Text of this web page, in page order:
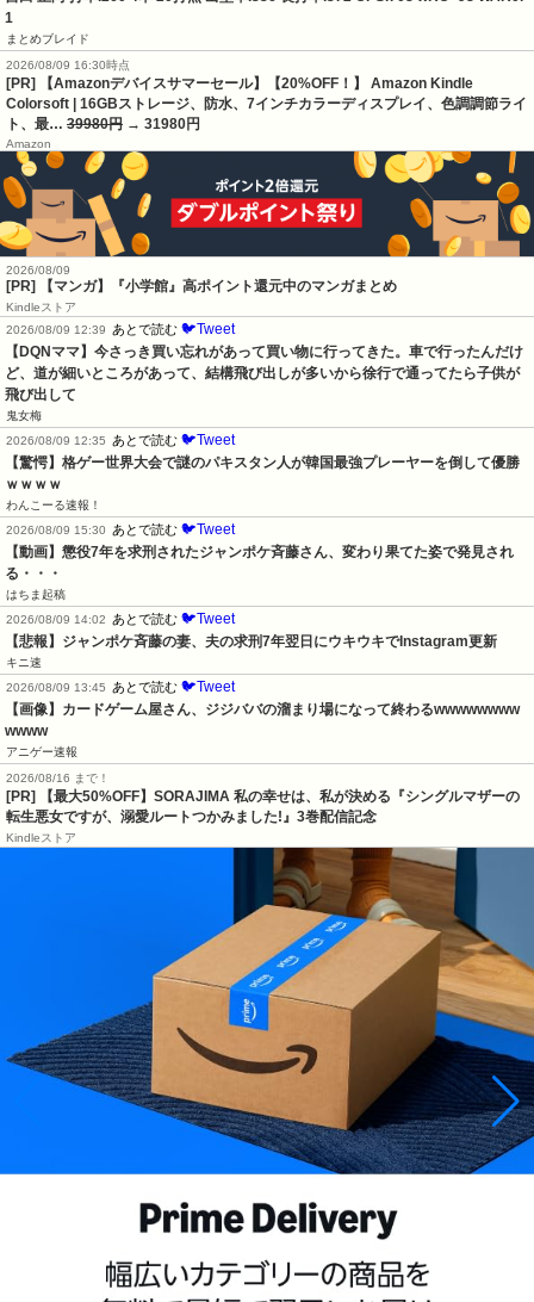
1
まとめブレイド
2026/08/09 16:30時点
[PR] 【Amazonデバイスサマーセール】【20%OFF！】 Amazon Kindle
Colorsoft | 16GBストレージ、防水、7インチカラーディスプレイ、色調調節ライ
ト、最… 39980円 → 31980円
Amazon
2026/08/09
[PR] 【マンガ】『小学館』高ポイント還元中のマンガまとめ
Kindleストア
2026/08/09 12:39
あとで読む 🐦Tweet
【DQNママ】今さっき買い忘れがあって買い物に行ってきた。車で行ったんだけ
ど、道が細いところがあって、結構飛び出しが多いから徐行で通ってたら子供が
飛び出して
鬼女梅
2026/08/09 12:35
あとで読む 🐦Tweet
【驚愕】格ゲー世界大会で謎のパキスタン人が韓国最強プレーヤーを倒して優勝
ｗｗｗｗ
わんこーる速報！
2026/08/09 15:30
あとで読む 🐦Tweet
【動画】懲役7年を求刑されたジャンポケ斉藤さん、変わり果てた姿で発見され
る・・・
はちま起稿
2026/08/09 14:02
あとで読む 🐦Tweet
【悲報】ジャンポケ斉藤の妻、夫の求刑7年翌日にウキウキでInstagram更新
キニ速
2026/08/09 13:45
あとで読む 🐦Tweet
【画像】カードゲーム屋さん、ジジババの溜まり場になって終わるwwwwwwww
wwww
アニゲー速報
2026/08/16 まで！
[PR] 【最大50%OFF】SORAJIMA 私の幸せは、私が決める『シングルマザーの
転生悪女ですが、溺愛ルートつかみました!』3巻配信記念
Kindleストア